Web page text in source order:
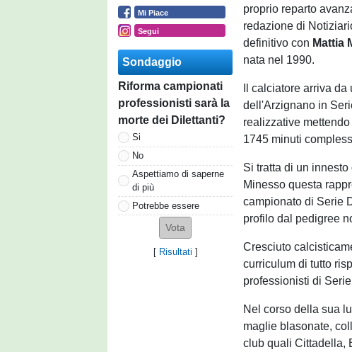
Mi Piace
Segui
Sondaggio
Riforma campionati
professionisti sarà la
morte dei Dilettanti?
Si
No
Aspettiamo di saperne
di più
Potrebbe essere
[ Risultati ]
proprio reparto
redazione di
definitivo con Mattia
nata nel 1990.
Il calciatore arriva
dell'Arzignano in
realizzative
1745 minuti
Si tratta di un
Minesso questa
campionato di Serie
profilo dal pedigree
Cresciuto
curriculum di tutto
professionisti di
Nel corso della sua
maglie blasonate,
club quali Cittadella,